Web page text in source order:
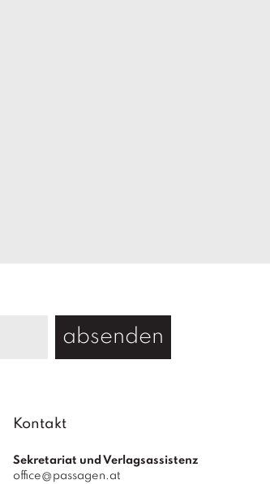
absenden
Kontakt
Sekretariat und Verlagsassistenz
office@passagen.at